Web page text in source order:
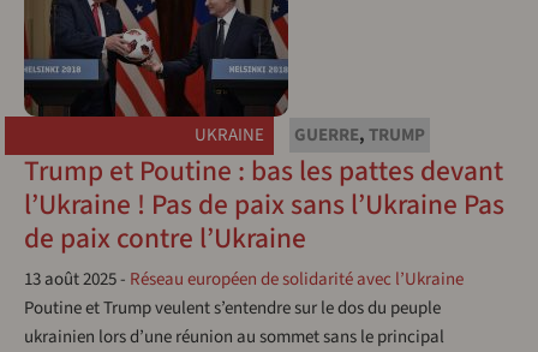
UKRAINE GUERRE,TRUMP
Trump et Poutine : bas les pattes devant
l’Ukraine ! Pas de paix sans l’Ukraine Pas
de paix contre l’Ukraine
13 août 2025- Réseau européen de solidarité avec l’Ukraine
Poutine et Trump veulent s’entendre sur le dos du peuple
ukrainien lors d’une réunion au sommet sans le principal